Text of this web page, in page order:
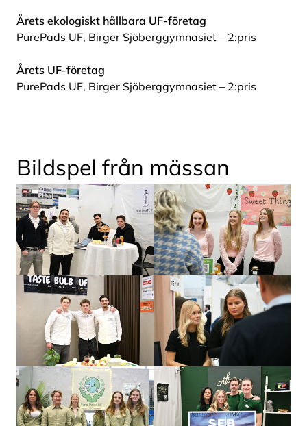
Årets ekologiskt hållbara UF-företag
PurePads UF, Birger Sjöberggymnasiet – 2:pris
Årets UF-företag
PurePads UF, Birger Sjöberggymnasiet – 2:pris
Bildspel från mässan